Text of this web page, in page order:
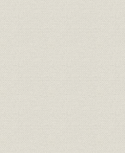
7局編成になった東京電話の業
務機構
昭和22年
主な交通・通信・たばこ料金の
推移
昭和19年
(1957年)4
昭和22年当時の電話料金払込通
知書
昭和22年
電話加入権税の税額
昭和22年
年度(1949